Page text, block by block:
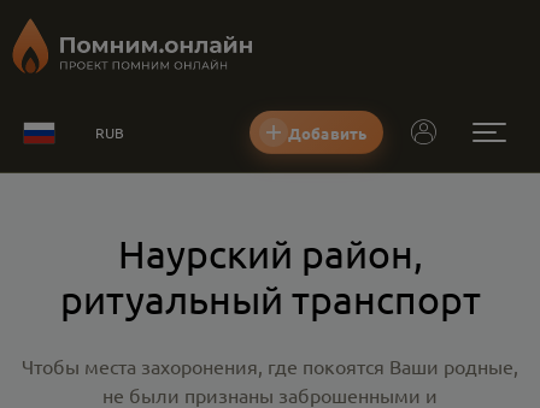
RUB Добавить
Наурский район,
ритуальный транспорт
Чтобы места захоронения, где покоятся Ваши родные,
не были признаны заброшенными и